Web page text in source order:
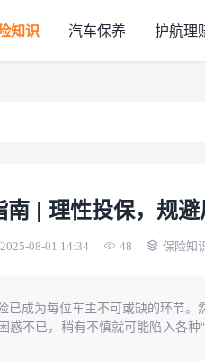
知识 汽车保养 护航理
| 理性投保，规
2025-08-01 14:34 48 保险知
已成为每位车主不可或缺的环节
惑不已，稍有不慎就可能陷入各